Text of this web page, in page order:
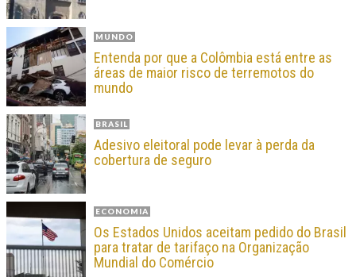
MUNDO
Entenda por que a Colômbia está entre as
áreas de maior risco de terremotos do
mundo
BRASIL
Adesivo eleitoral pode levar à perda da
cobertura de seguro
ECONOMIA
Os Estados Unidos aceitam pedido do Brasil
para tratar de tarifaço na Organização
Mundial do Comércio